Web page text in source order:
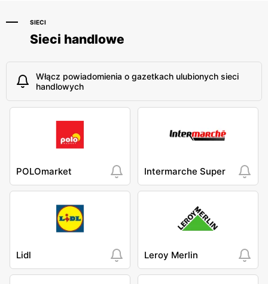
SIECI
Sieci handlowe
Włącz powiadomienia o gazetkach ulubionych sieci
handlowych
POLOmarket Intermarche Super
Lidl Leroy Merlin